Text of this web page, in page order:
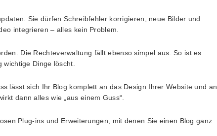
Sie dürfen Schreibfehler korrigieren, neue Bilder und
integrieren – alles kein Problem.
Die Rechteverwaltung fällt ebenso simpel aus. So ist es
Dinge löscht.
lässt sich Ihr Blog komplett an das Design Ihrer Website und an
dann alles wie „aus einem Guss“.
Plug-ins und Erweiterungen, mit denen Sie einen Blog ganz